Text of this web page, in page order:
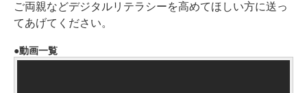
ご両親などデジタルリテラシーを高めてほしい方に送っ
てあげてください。
動画一覧